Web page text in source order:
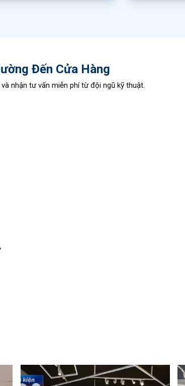
Đến Cửa Hàng
nhận tư vấn miễn phí từ đội ngũ kỹ thuật.